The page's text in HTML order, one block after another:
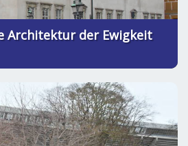
Architektur der Ewigkeit